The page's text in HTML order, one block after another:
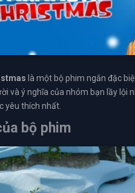
là một bộ phim ngắn đặc
và ý nghĩa của nhóm bạn lầy
yêu thích nhất.
bộ phim